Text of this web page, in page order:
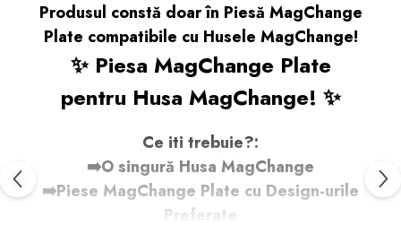
Produsul constă doar în Piesă MagChange
Plate compatibile cu Husele MagChange!
✨ Piesa MagChange Plate
pentru Husa MagChange! ✨
Ce iti trebuie?:
➡️O singură Husa MagChange
➡️Piese MagChange Plate cu Design-urile
Preferate